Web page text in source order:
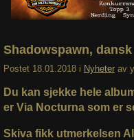
Søk
Shadowspawn,
Postet 18.01.2018 i Nyheter av
Du kan sjekke hele
er Via Nocturna som er
Skiva fikk utmerkelsen